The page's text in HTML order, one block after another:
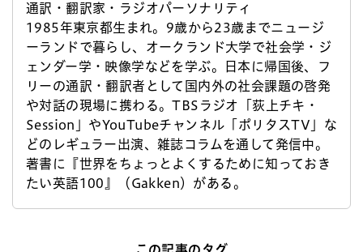
通訳・翻訳家・ラジオパーソナリティ
1985年東京都生まれ。9歳から23歳までニュージ
ーランドで暮らし、オークランド大学で社会学・ジ
ェンダー学・映像学などを学ぶ。日本に帰国後、フ
リーの通訳・翻訳者として国内外の社会課題の啓発
や対話の現場に携わる。TBSラジオ「荻上チキ・
Session」やYouTubeチャンネル「ポリタスTV」な
どのレギュラー出演、雑誌コラムを通して発信中。
著書に『世界をちょっとよくするために知っておき
たい英語100』（Gakken）がある。